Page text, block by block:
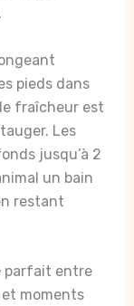
pieds dans
fraîcheur est
Les
jusqu’à 2
un bain
restant
parfait entre
moments